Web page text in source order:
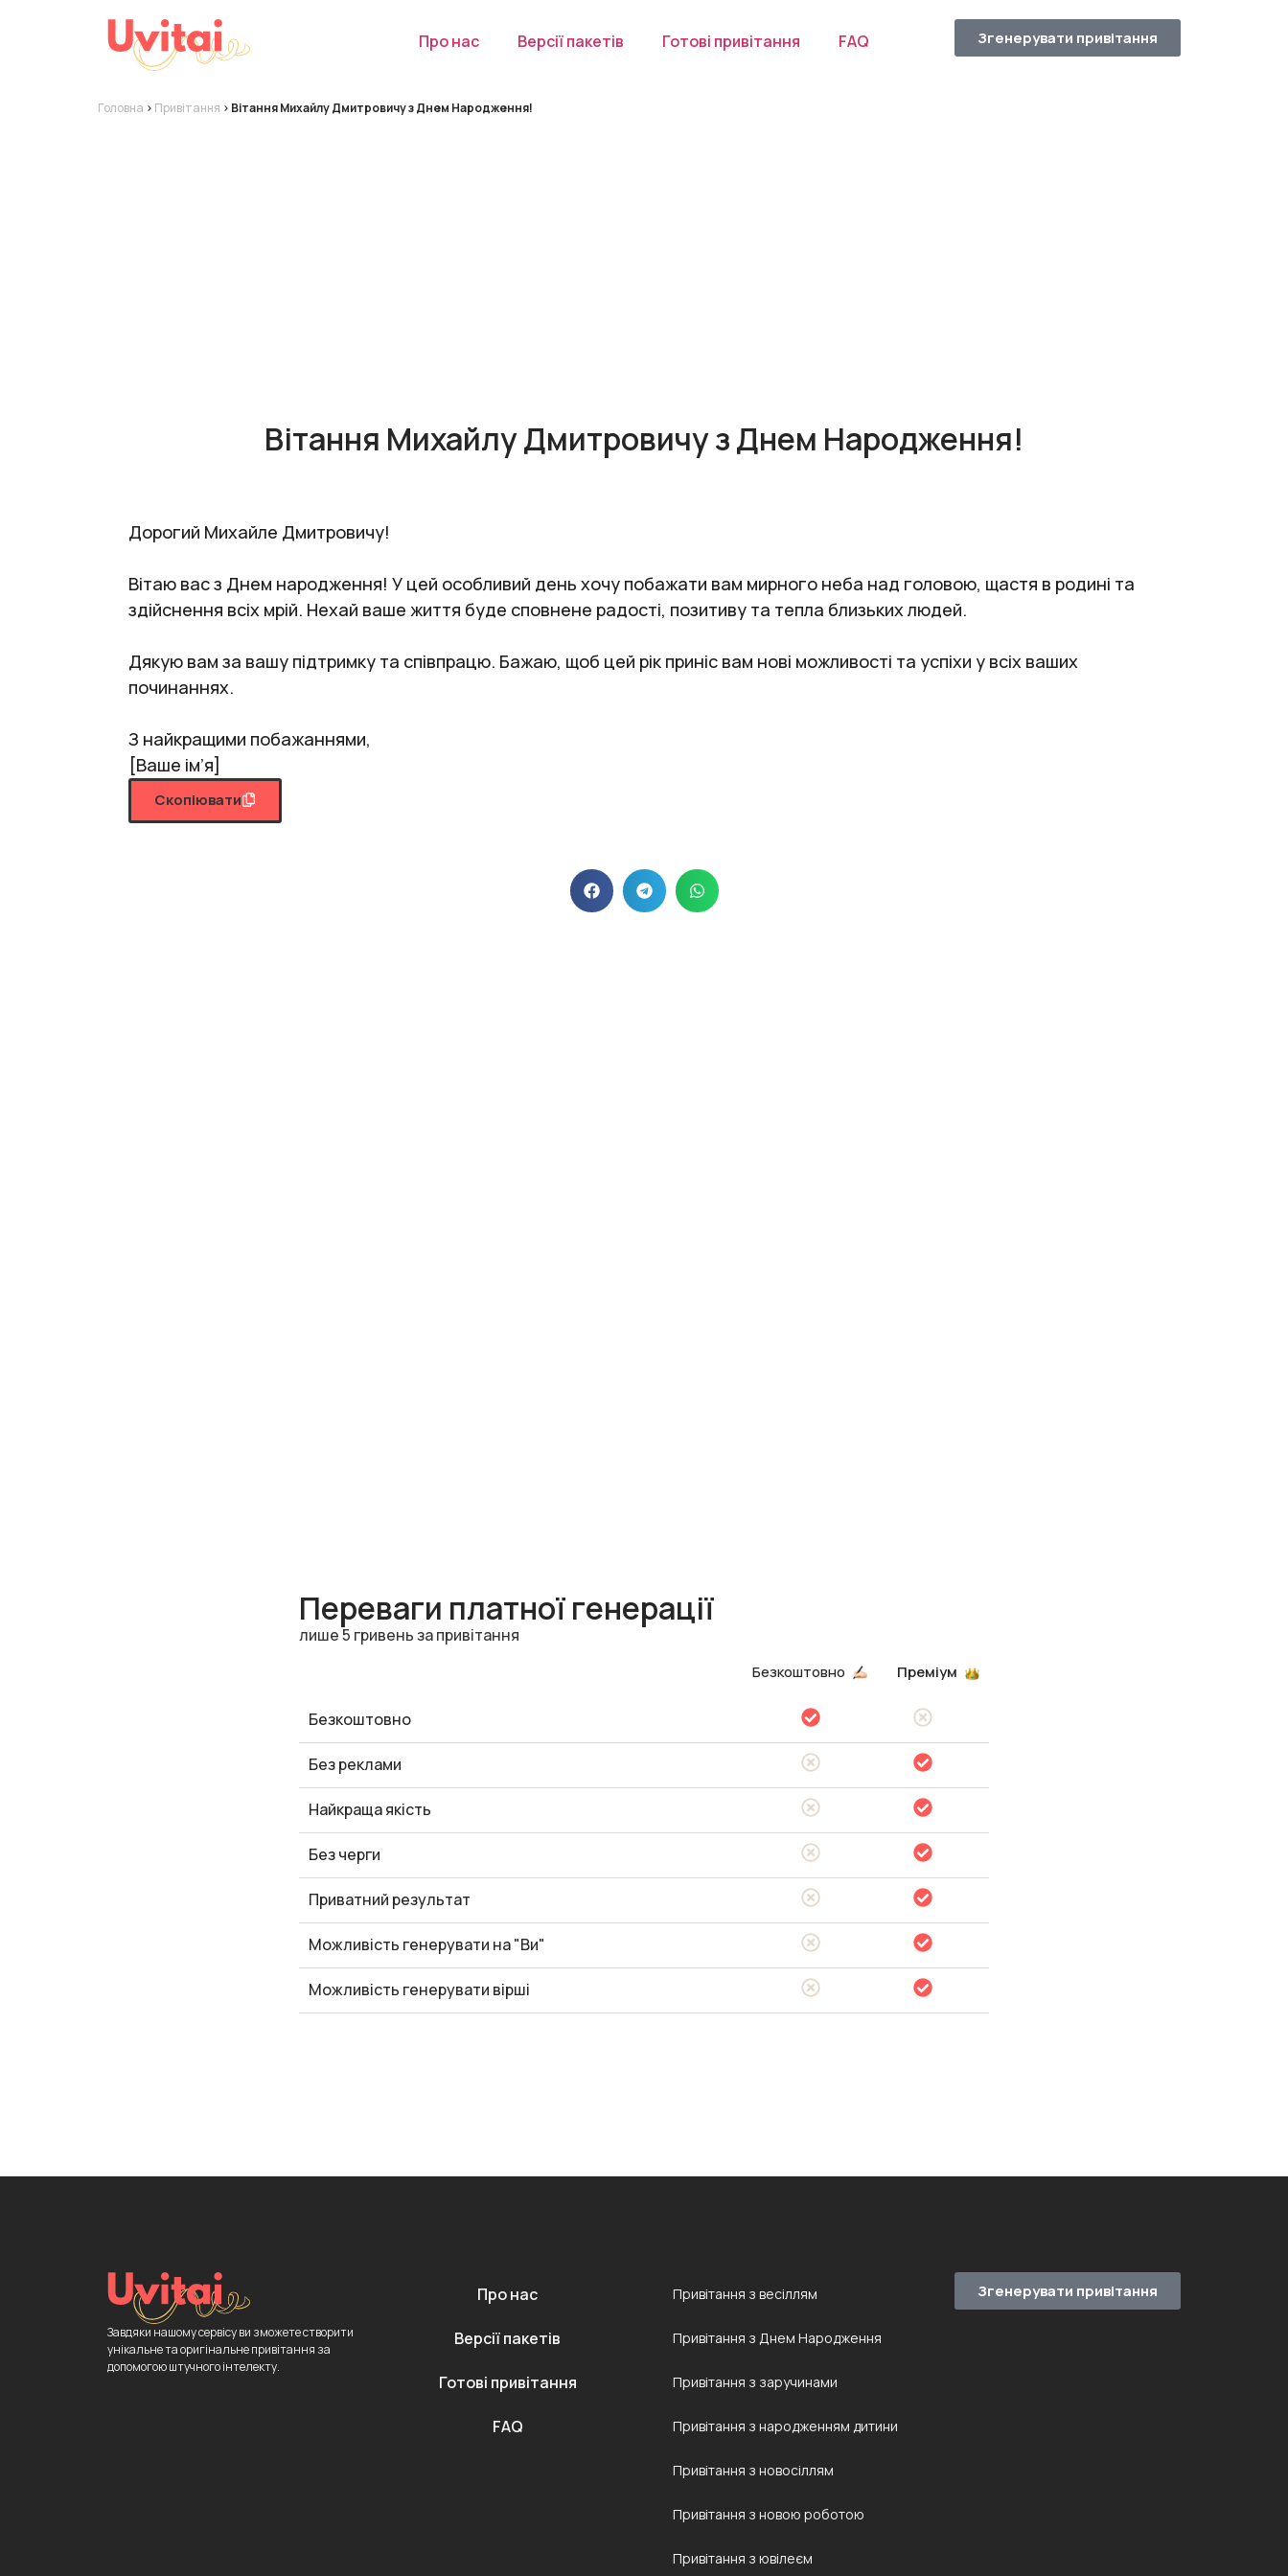
Про нас Версії пакетів Готові привітання FAQ Згенерувати привітання
Головна > Привітання > Вітання Михайлу Дмитровичу з Днем Народження!
Вітання Михайлу Дмитровичу з Днем Народження!
Дорогий Михайле Дмитровичу!
Вітаю вас з Днем народження! У цей особливий день хочу побажати вам мирного неба над головою, щастя в родині та
здійснення всіх мрій. Нехай ваше життя буде сповнене радості, позитиву та тепла близьких людей.
Дякую вам за вашу підтримку та співпрацю. Бажаю, щоб цей рік приніс вам нові можливості та успіхи у всіх ваших
починаннях.
З найкращими побажаннями,
[Ваше ім’я]
Скопіювати
Переваги платної генерації
лише 5 гривень за привітання
Безкоштовно Преміум
Безкоштовно
Без реклами
Найкраща якість
Без черги
Приватний результат
Можливість генерувати на "Ви"
Можливість генерувати вірші
Завдяки нашому сервісу ви зможете створити
унікальне та оригінальне привітання за
допомогою штучного інтелекту.
Про нас
Версії пакетів
Готові привітання
FAQ
Привітання з весіллям
Привітання з Днем Народження
Привітання з заручинами
Привітання з народженням дитини
Привітання з новосіллям
Привітання з новою роботою
Привітання з ювілеєм
Згенерувати привітання